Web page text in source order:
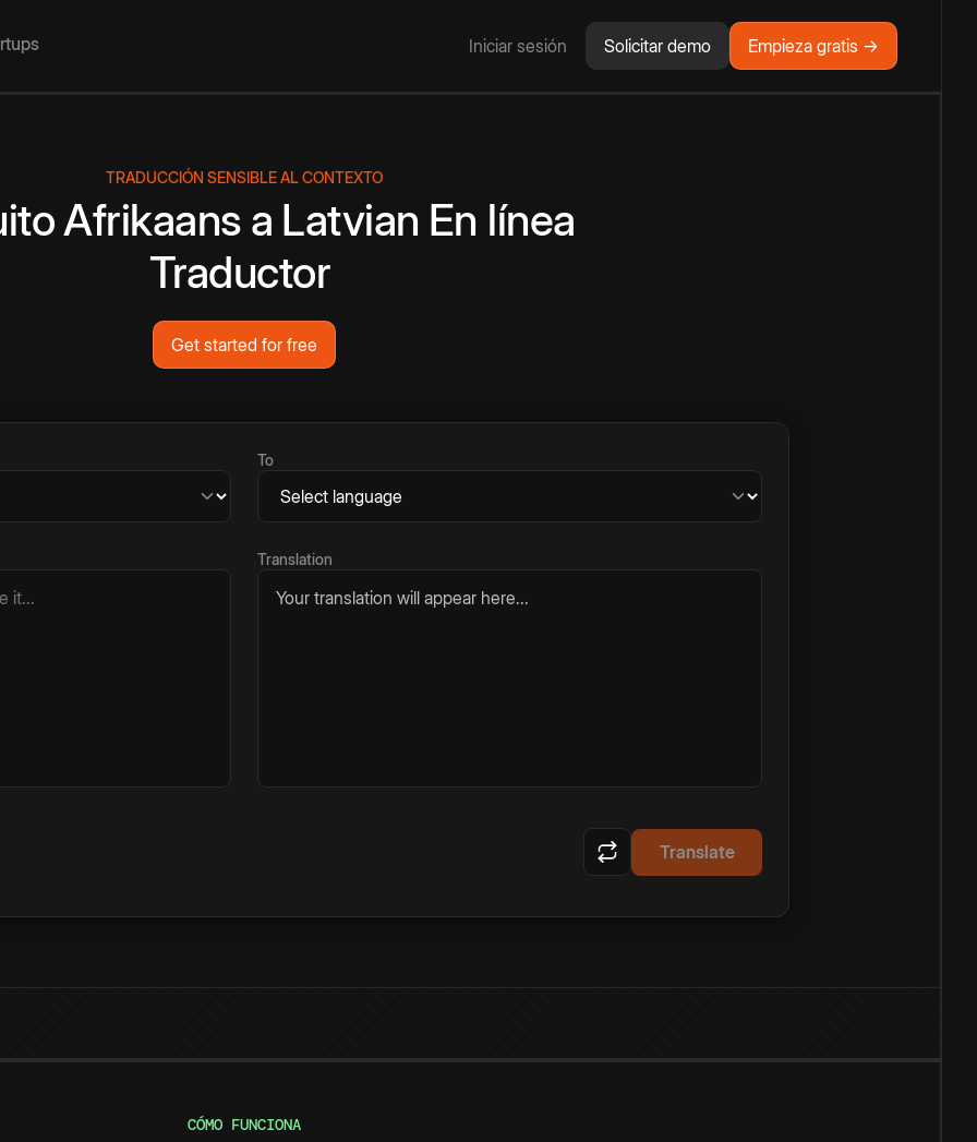
Iniciar sesión Solicitar demo Empieza gratis →
TRADUCCIÓN SENSIBLE AL CONTEXTO
Afrikaans a Latvian En línea
Traductor
Get started for free
To
Translation
Your translation will appear here...
Translate
CÓMO FUNCIONA